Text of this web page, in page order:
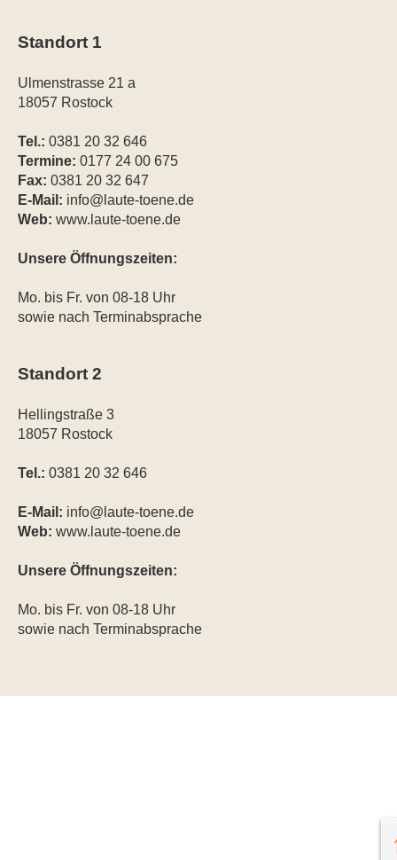
Standort 1
Ulmenstrasse 21 a
18057 Rostock
Tel.: 0381 20 32 646
Termine: 0177 24 00 675
Fax: 0381 20 32 647
E-Mail: info@laute-toene.de
Web: www.laute-toene.de
Unsere Öffnungszeiten:
Mo. bis Fr. von 08-18 Uhr
sowie nach Terminabsprache
Standort 2
Hellingstraße 3
18057 Rostock
Tel.: 0381 20 32 646
E-Mail: info@laute-toene.de
Web: www.laute-toene.de
Unsere Öffnungszeiten:
Mo. bis Fr. von 08-18 Uhr
sowie nach Terminabsprache